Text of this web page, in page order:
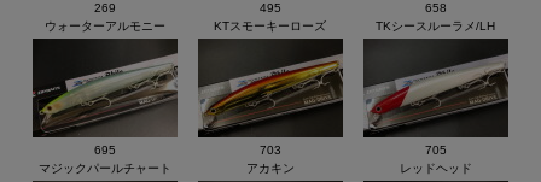
269
ウォーターアルモニー
495
KTスモーキーローズ
658
TKシースルーラメ/LH
695
マジックパールチャート
703
アカキン
705
レッドヘッド